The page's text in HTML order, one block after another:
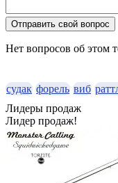
Отправить свой вопрос
Нет вопросов об этом
судак форель виб
Лидеры продаж
Лидер продаж!